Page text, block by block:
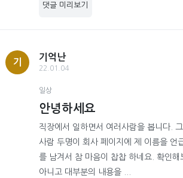
댓글 미리보기
기
기억난
22.01.04
일상
안녕하세요
직장에서 일하면서 여러사람을 봅니다.
사람 두명이 회사 페이지에 제 이름을 언
를 남겨서 참 마음이 찹찹 하네요. 확인해
아니고 대부분의 내용을 ...